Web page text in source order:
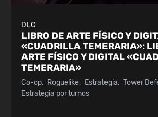
DLC
LIBRO DE ARTE FÍSICO Y
«CUADRILLA TEMERARIA»:
ARTE FÍSICO Y DIGITAL
TEMERARIA»
Co-op Roguelike Estrategia
Tower
Estrategia por turnos